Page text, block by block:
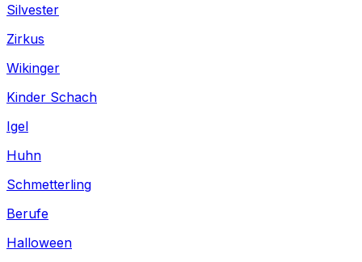
Silvester
Zirkus
Wikinger
Kinder Schach
Igel
Huhn
Schmetterling
Berufe
Halloween